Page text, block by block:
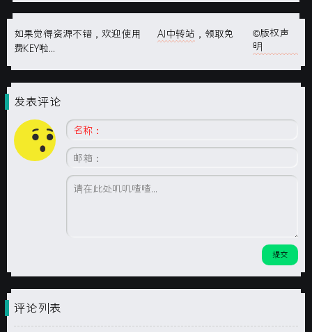
如果觉得资源不错，欢迎使用 AI中转站 ，领取免
费KEY啦...
©版权声
明
发表评论
评论列表